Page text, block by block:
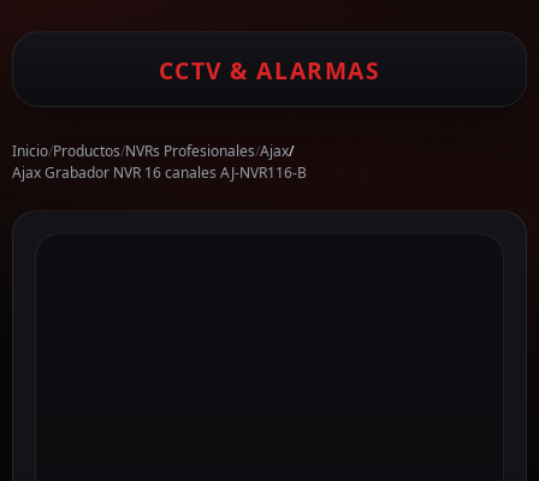
CCTV & ALARMAS
Inicio/Productos/NVRs Profesionales/Ajax/
Ajax Grabador NVR 16 canales AJ-NVR116-B